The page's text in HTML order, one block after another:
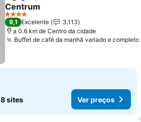
Centrum
Ver preços
4 Estrelas
9,1 Excelente
3.113
a 0.6 km de Centro da cidade
Buffet de café da manhã variado e completo
8 sites Ver preços